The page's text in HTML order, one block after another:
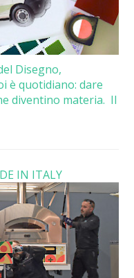
Disegno,
è quotidiano: dare
diventino materia. Il
IN ITALY